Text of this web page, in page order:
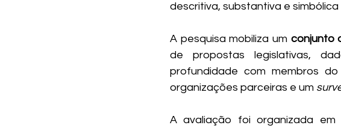
descritiva, substantiva e
A pesquisa mobiliza um conjunto
de propostas legislativas,
profundidade com membros
organizações parceiras e um
A avaliação foi organizada em